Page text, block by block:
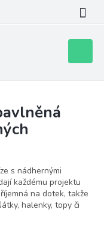
košík
s nádhernými
každému projektu
na dotek, takže
halenky, topy či